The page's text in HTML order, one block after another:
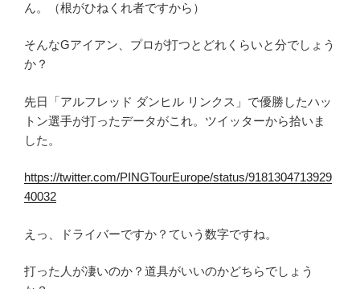
ん。（根がひねくれ者ですから）
そんなGアイアン、プロが打つとどれくらいと分でしょう
か？
先日「アルフレッド ダンヒル リンクス」で優勝したハッ
トン選手が打ったデータがこれ。ツイッターから拾いま
した。
https://twitter.com/PINGTourEurope/status/9181304713929
40032
えっ、ドライバーですか？ていう数字ですね。
打った人が凄いのか？道具がいいのかどちらでしょう